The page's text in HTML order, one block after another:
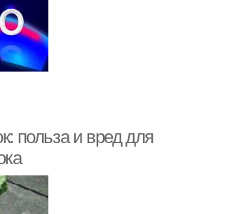
польза и вред для